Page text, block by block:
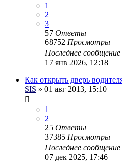
1
2
3
57 Ответы
68752 Просмотры
Последнее сообщение
17 янв 2026, 12:18
Как открыть дверь
SIS » 01 авг 2013, 15:10
1
2
25 Ответы
37385 Просмотры
Последнее сообщение
07 дек 2025, 17:46